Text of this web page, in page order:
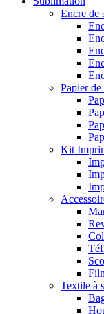
Encre de
Papier
Kit
Textile à